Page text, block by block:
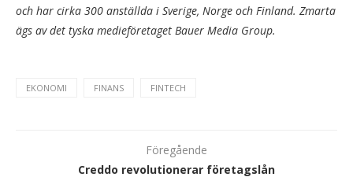
och har cirka 300 anställda i Sverige, Norge och Finland. Zmarta
ägs av det tyska medieföretaget Bauer Media Group.
EKONOMI FINANS FINTECH
Föregående
Creddo revolutionerar företagslån